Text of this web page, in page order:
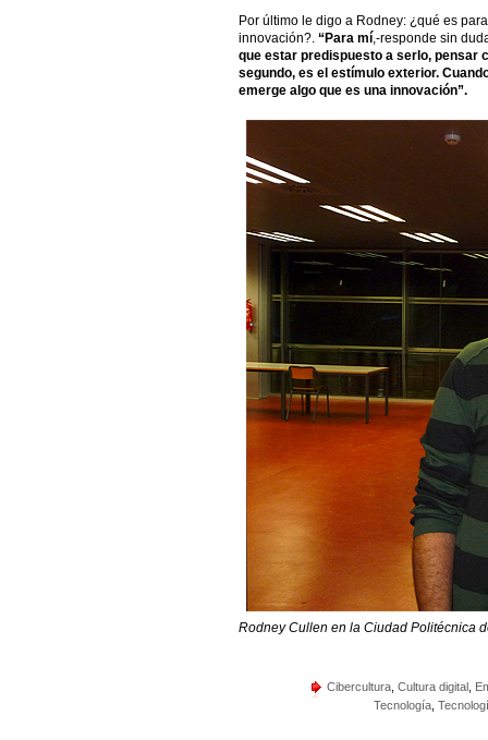
Por último le digo a Rodney: ¿qué es
innovación?. “Para mí,-responde sin
que estar predispuesto a serlo, pensar
segundo, es el estímulo exterior.
emerge algo que es una innovación”.
Rodney Cullen en la Ciudad Politécnica
Cibercultura Cultura digital
Tecnología